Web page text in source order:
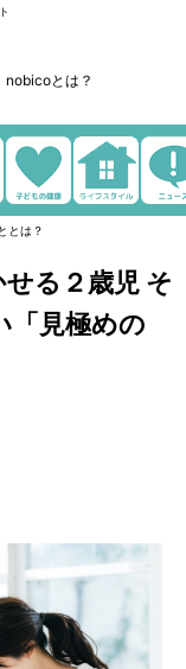
nobicoとは？
とは？
る２歳児 そ
「見極めの